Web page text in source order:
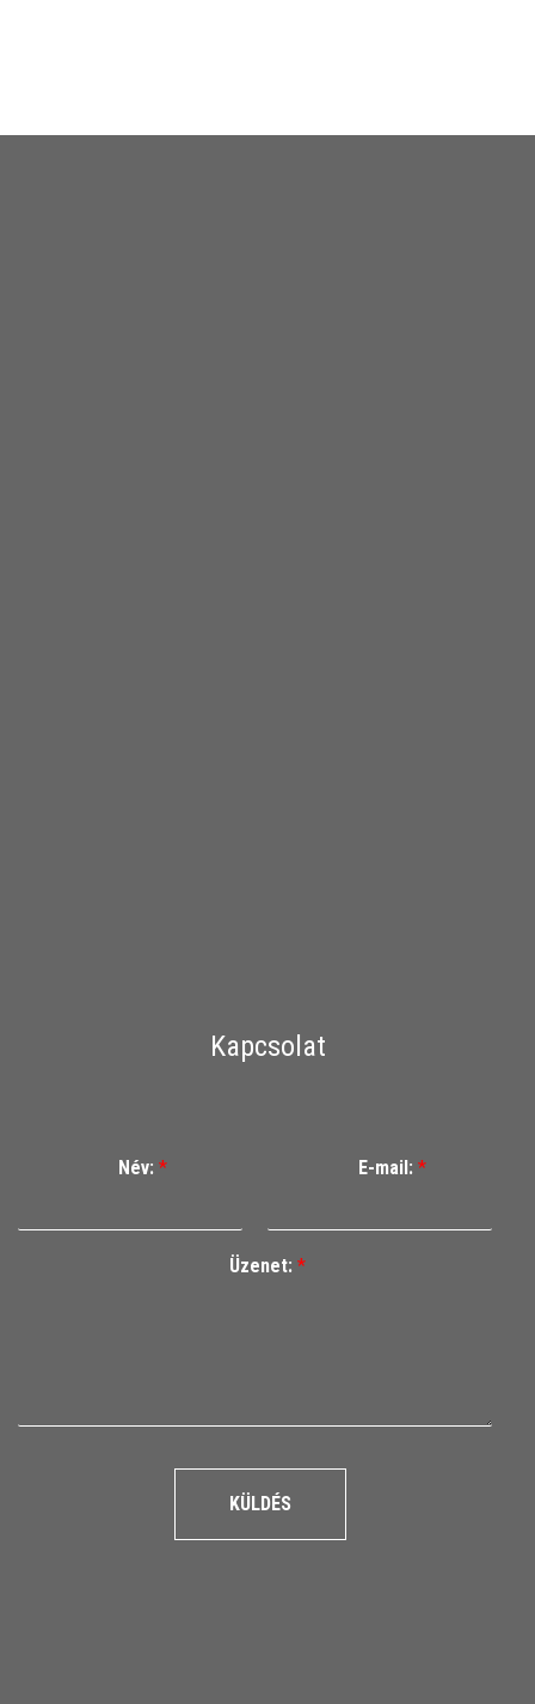
Kapcsolat
Név: * E-mail: *
Üzenet: *
KÜLDÉS